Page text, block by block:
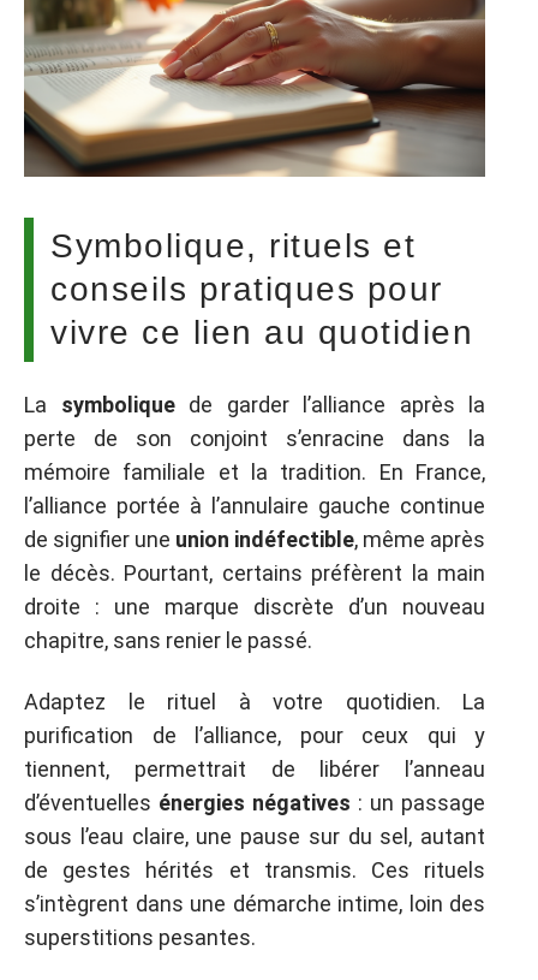
Symbolique, rituels et
conseils pratiques pour
vivre ce lien au quotidien
La symboliquede garder l’alliance après la
perte de son conjoint s’enracine dans la
mémoire familiale et la tradition. En France,
l’alliance portée à l’annulaire gauche continue
de signifier une union indéfectible, même après
le décès. Pourtant, certains préfèrent la main
droite : une marque discrète d’un nouveau
chapitre, sans renier le passé.
Adaptez le rituel à votre quotidien. La
purification de l’alliance, pour ceux qui y
tiennent, permettrait de libérer l’anneau
d’éventuelles énergies négatives : un passage
sous l’eau claire, une pause sur du sel, autant
de gestes hérités et transmis. Ces rituels
s’intègrent dans une démarche intime, loin des
superstitions pesantes.